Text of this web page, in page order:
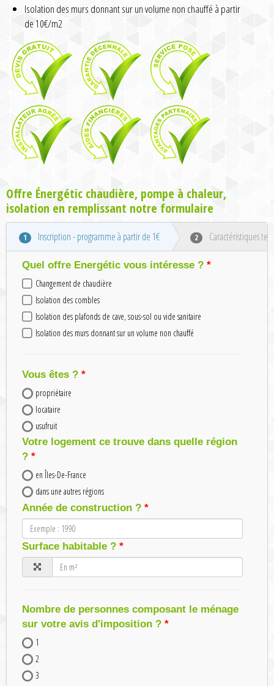
Isolation des murs donnant sur un volume non chauffé à partir
de 10€/m2
Offre Énergétic chaudière, pompe à chaleur,
isolation en remplissant notre formulaire
1 Inscription - programme à partir de 1€ 2 Caractéristiques
Quel offre Energétic vous intéresse ?
Changement de chaudière
Isolation des combles
Isolation des plafonds de cave, sous-sol ou vide sanitaire
Isolation des murs donnant sur un volume non chauffé
Vous êtes ?
propriétaire
locataire
usufruit
Votre logement ce trouve dans quelle région
?
en Îles-De-France
dans une autres régions
Année de construction ?
Surface habitable ?
Nombre de personnes composant le ménage
sur votre avis d'imposition ?
1
2
3